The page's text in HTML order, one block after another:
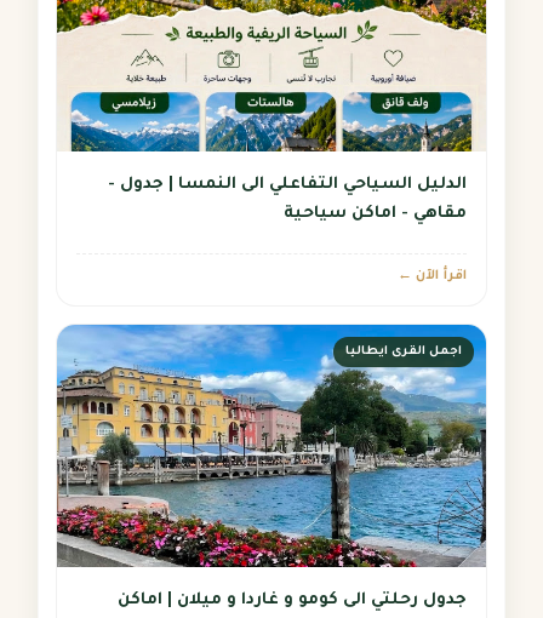
الدليل السياحي التفاعلي الى النمسا | جدول -
مقاهي - اماكن سياحية
اقرأ الآن ←
اجمل القرى ايطاليا
جدول رحلتي الى كومو و غاردا و ميلان | اماكن